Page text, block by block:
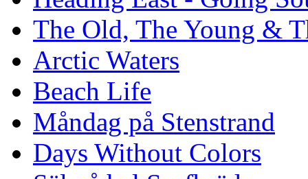
The Old, The Young &
Arctic Waters
Beach Life
Måndag på Stenstrand
Days Without Colors